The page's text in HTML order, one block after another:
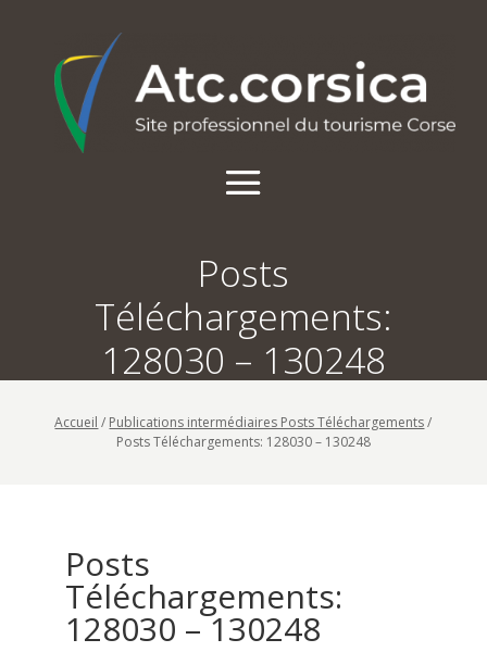
Posts
Téléchargements:
128030 – 130248
Accueil / Publications intermédiaires Posts Téléchargements/
Posts Téléchargements: 128030 – 130248
Posts
Téléchargements:
128030 – 130248